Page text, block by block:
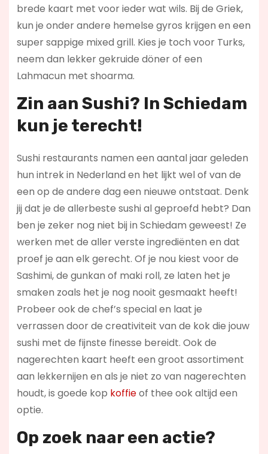
brede kaart met voor ieder wat wils. Bij de Griek,
kun je onder andere hemelse gyros krijgen en een
super sappige mixed grill. Kies je toch voor Turks,
neem dan lekker gekruide döner of een
Lahmacun met shoarma.
Zin aan Sushi? In Schiedam
kun je terecht!
Sushi restaurants namen een aantal jaar geleden
hun intrek in Nederland en het lijkt wel of van de
een op de andere dag een nieuwe ontstaat. Denk
jij dat je de allerbeste sushi al geproefd hebt? Dan
ben je zeker nog niet bij in Schiedam geweest! Ze
werken met de aller verste ingrediënten en dat
proef je aan elk gerecht. Of je nou kiest voor de
Sashimi, de gunkan of maki roll, ze laten het je
smaken zoals het je nog nooit gesmaakt heeft!
Probeer ook de chef’s special en laat je
verrassen door de creativiteit van de kok die jouw
sushi met de fijnste finesse bereidt. Ook de
nagerechten kaart heeft een groot assortiment
aan lekkernijen en als je niet zo van nagerechten
houdt, is goede kop koffieof thee ook altijd een
optie.
Op zoek naar een actie?